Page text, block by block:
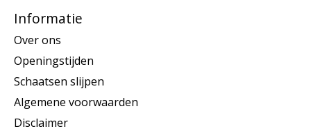
Informatie
Over ons
Openingstijden
Schaatsen slijpen
Algemene voorwaarden
Disclaimer